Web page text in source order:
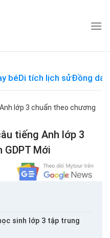
béDi tích lịch sửĐồng dao
lớp 3 chuẩn theo chương
tiếng Anh lớp 3
Mới
sinh lớp 3 tập trung